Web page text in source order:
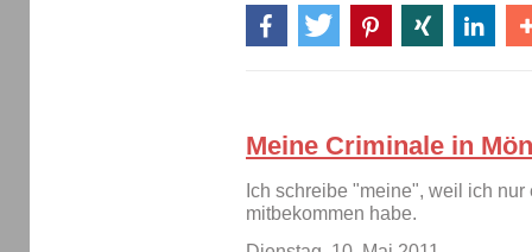
Meine Criminale in
Ich schreibe "meine", weil ich
mitbekommen habe.